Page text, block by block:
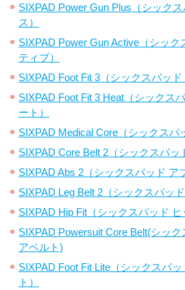
SIXPAD Power Gun Plus（シック
ス）
SIXPAD Power Gun Active（シッ
ティブ）
SIXPAD Foot Fit 3（シックスパッド
SIXPAD Foot Fit 3 Heat（シックス
ート）
SIXPAD Medical Core（シックスパ
SIXPAD Core Belt 2（シックスパッ
SIXPAD Abs 2（シックスパッド ア
SIXPAD Leg Belt 2（シックスパッ
SIXPAD Hip Fit（シックスパッド ヒ
SIXPAD Powersuit Core Belt(シッ
アベルト)
SIXPAD Foot Fit Lite（シックスパ
ト）